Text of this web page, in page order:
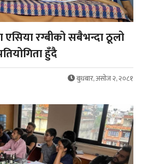
रग्बीको सबैभन्दा ठूलो
हुँदै
बुधबार, असोज २, २०८१